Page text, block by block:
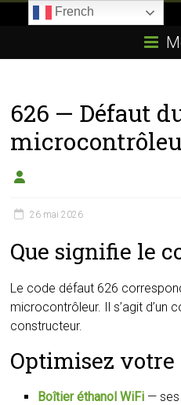
E85.com
passion
boîtier
éthanol
626 — Défaut
26 mai 2026
Que signifie le
Le code défaut 626
microcontrôleur. Il s’agit d’un
constructeur.
Optimisez votre
Boîtier éthanol WiFi —
French